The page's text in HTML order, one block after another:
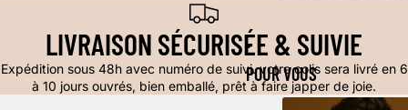
POUR VOUS
LIVRAISON SÉCURISÉE & SUIVIE
Expédition sous 48h avec numéro de suivi. votre colis sera livré en 6
à 10 jours ouvrés, bien emballé, prêt à faire japper de joie.